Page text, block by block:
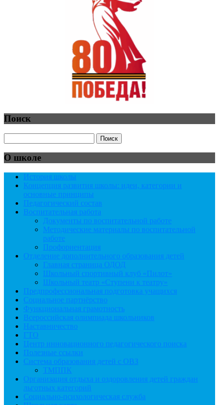
Поиск
О школе
История школы
Концепция развития школы: идеи, категории и
основные принципы
Педагогический состав
Воспитательная работа
Документы по воспитательной работе
Методические материалы по воспитательной
работе
Профориентация
Отделение дополнительного образования детей
Главная страница ОДОД
Школьный спортивный клуб «Пилот»
Школьный театр «Ступени к театру»
Предпрофессиональная подготовка учащихся
Социальное партнёрство
Функциональная грамотность
Всероссийская олимпиада школьников
Наставничество
ГТО
Центр инновационного педагогического поиска
Полезные ссылки
Система образования детей с ОВЗ
ТМППК
Организация отдыха и оздоровления детей граждан
льготных категорий
Социально-психологическая служба